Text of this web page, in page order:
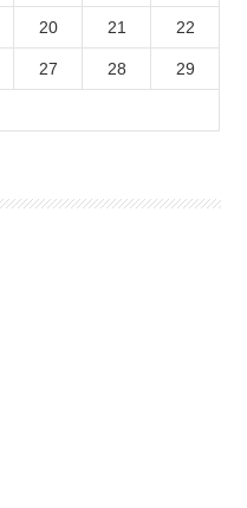
20 21 22
27 28 29